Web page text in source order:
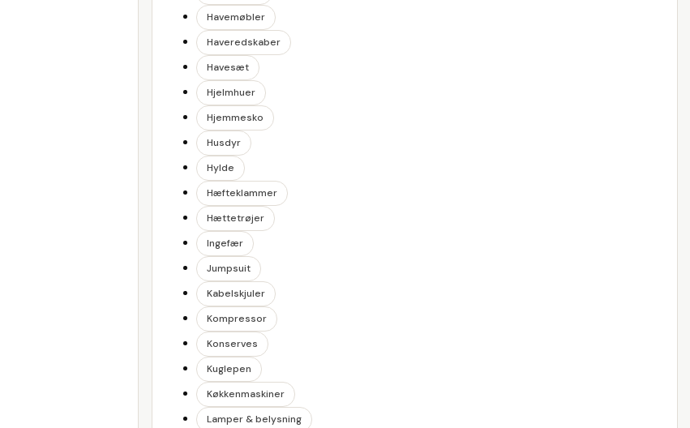
Havemøbler
Haveredskaber
Havesæt
Hjelmhuer
Hjemmesko
Husdyr
Hylde
Hæfteklammer
Hættetrøjer
Ingefær
Jumpsuit
Kabelskjuler
Kompressor
Konserves
Kuglepen
Køkkenmaskiner
Lamper & belysning